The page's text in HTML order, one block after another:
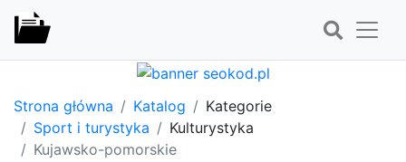
Strona główna Katalog
Kategorie
Sport i turystyka
Kulturystyka
Kujawsko-pomorskie